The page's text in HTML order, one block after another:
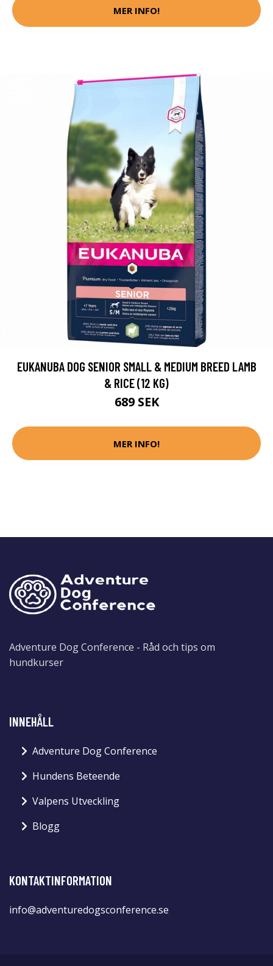
MER INFO!
EUKANUBA DOG SENIOR SMALL & MEDIUM BREED LAMB
& RICE (12 KG)
689 SEK
MER INFO!
Adventure Dog Conference - Råd och tips om
hundkurser
INNEHÅLL
Adventure Dog Conference
Hundens Beteende
Valpens Utveckling
Blogg
KONTAKTINFORMATION
info@adventuredogsconference.se